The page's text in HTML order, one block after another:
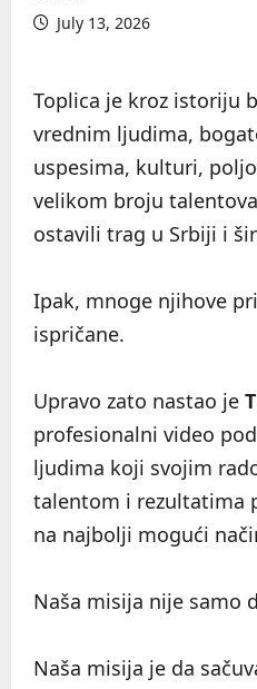
July 13, 2026
Toplica je kroz istoriju
vrednim ljudima,
uspesima, kulturi,
velikom broju
ostavili trag u Srbiji i
Ipak, mnoge njihove
ispričane.
Upravo zato nastao je
profesionalni video
ljudima koji svojim
talentom i rezultatima
na najbolji mogući
Naša misija nije samo
Naša misija je da